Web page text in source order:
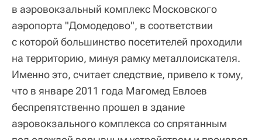
в аэровокзальный комплекс Московского
аэропорта "Домодедово", в соответствии
с которой большинство посетителей проходили
на территорию, минуя рамку металлоискателя.
Именно это, считает следствие, привело к тому,
что в январе 2011 года Магомед Евлоев
беспрепятственно прошел в здание
аэровокзального комплекса со спрятанным